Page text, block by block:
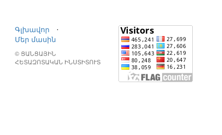
Գլխավոր
⋅
Մեր մասին
© ՑԱՆՑԱՅԻՆ
ՀԵՏԱԶՈՏԱԿԱՆ ԻՆՍՏԻՏՈՒՏ